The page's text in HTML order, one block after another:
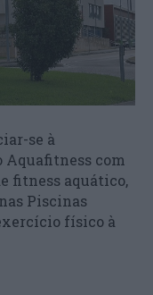
se à
Aquafitness com
fitness aquático,
Piscinas
físico à